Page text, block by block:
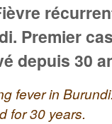
Premier cas
depuis 30
fever in
for 30 years.